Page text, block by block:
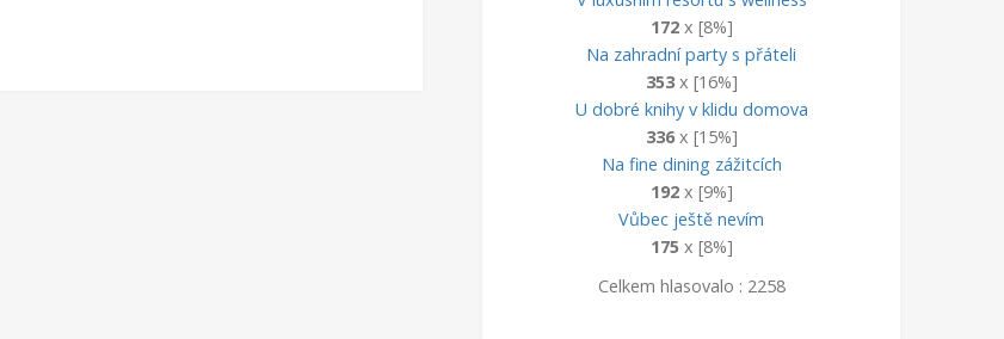
172x [8%]
Na zahradní party s přáteli
353x [16%]
U dobré knihy v klidu domova
336x [15%]
Na fine dining zážitcích
192x [9%]
Vůbec ještě nevím
175 x [8%]
Celkem hlasovalo : 2258